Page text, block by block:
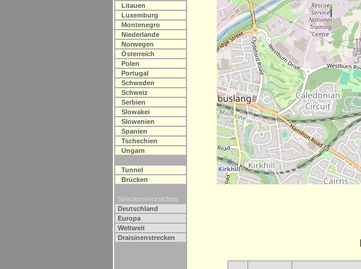
Litauen
Luxemburg
Montenegro
Niederlande
Norwegen
Österreich
Polen
Portugal
Schweden
Schweiz
Serbien
Slowakei
Slowenien
Spanien
Tschechien
Ungarn
Tunnel
Brücken
Streckenverzeichnis
Deutschland
Europa
Weltweit
Draisinenstrecken